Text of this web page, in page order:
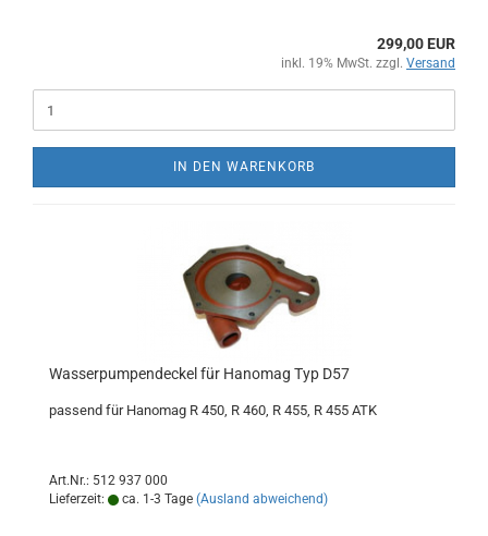
299,00 EUR
inkl. 19% MwSt. zzgl. Versand
IN DEN WARENKORB
Wasserpumpendeckel für Hanomag Typ D57
passend für Hanomag R 450, R 460, R 455, R 455 ATK
Art.Nr.: 512 937 000
Lieferzeit:
ca. 1-3 Tage (Ausland abweichend)